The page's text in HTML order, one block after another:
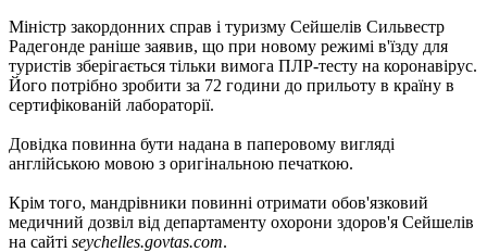
Міністр закордонних справ і туризму Сейшелів Сильвестр
Радегонде раніше заявив, що при новому режимі в'їзду для
туристів зберігається тільки вимога ПЛР-тесту на коронавірус.
Його потрібно зробити за 72 години до прильоту в країну в
сертифікованій лабораторії.
Довідка повинна бути надана в паперовому вигляді
англійською мовою з оригінальною печаткою.
Крім того, мандрівники повинні отримати обов'язковий
медичний дозвіл від департаменту охорони здоров'я Сейшелів
на сайті seychelles.govtas.com.